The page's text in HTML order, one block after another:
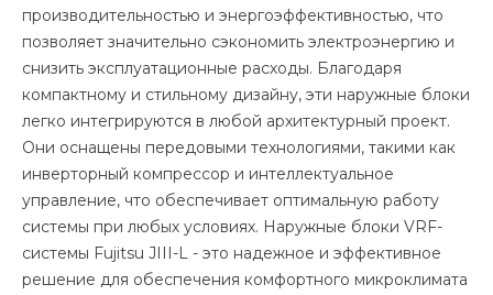
производительностью и энергоэффективностью, что
позволяет значительно сэкономить электроэнергию и
снизить эксплуатационные расходы. Благодаря
компактному и стильному дизайну, эти наружные блоки
легко интегрируются в любой архитектурный проект.
Они оснащены передовыми технологиями, такими как
инверторный компрессор и интеллектуальное
управление, что обеспечивает оптимальную работу
системы при любых условиях. Наружные блоки VRF-
системы Fujitsu JIII-L - это надежное и эффективное
решение для обеспечения комфортного микроклимата